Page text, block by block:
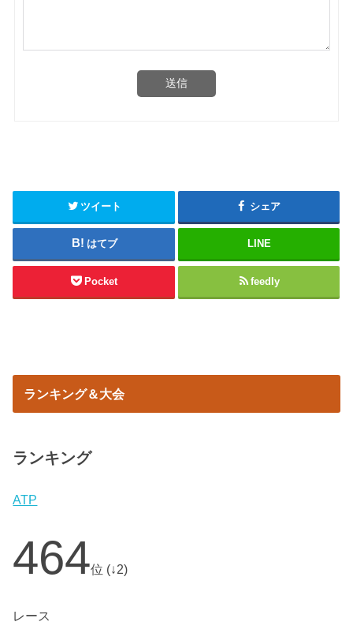
送信
ツイート シェア
はてブ LINE
Pocket feedly
ランキング＆大会
ランキング
ATP
464位 (↓2)
レース